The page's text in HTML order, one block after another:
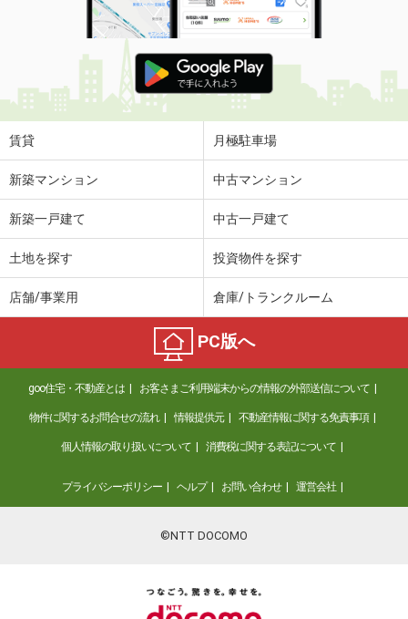
賃貸 月極駐車場
新築マンション 中古マンション
新築一戸建て 中古一戸建て
土地を探す 投資物件を探す
店舗/事業用 倉庫/トランクルーム
PC版へ
goo住宅・不動産とは お客さまご利用端末からの情報の外部送信について
物件に関するお問合せの流れ 情報提供元 不動産情報に関する免責事項
個人情報の取り扱いについて 消費税に関する表記について
プライバシーポリシー ヘルプ お問い合わせ 運営会社
©NTT DOCOMO